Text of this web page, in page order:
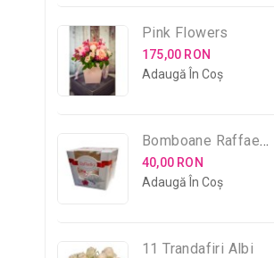
Pink Flowers
175,00 RON
Adaugă În Coş
Bomboane Raffaello
40,00 RON
Adaugă În Coş
11 Trandafiri Albi